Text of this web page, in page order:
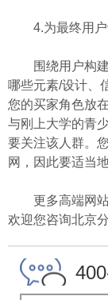
4.为最终用户
围绕用户构建
哪些元素/设计、
您的买家角色放
与刚上大学的青
要关注该人群。
网，因此要适当地
更多高端网站
欢迎您咨询北京